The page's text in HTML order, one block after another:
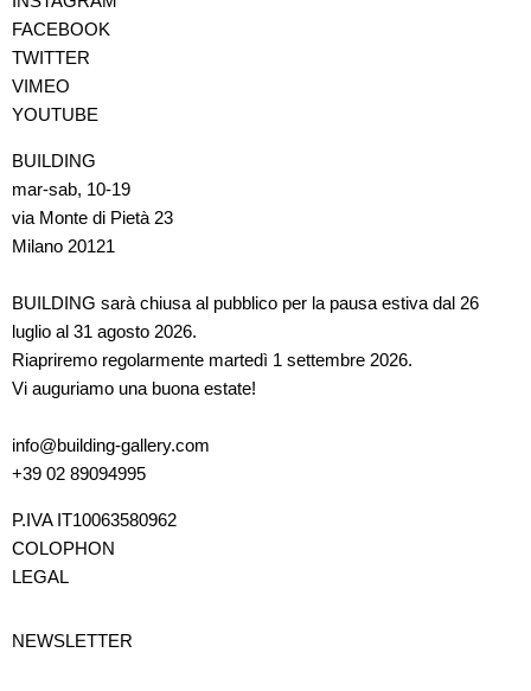
FACEBOOK
TWITTER
VIMEO
YOUTUBE
BUILDING
mar-sab, 10-19
via Monte di Pietà 23
Milano 20121
BUILDING sarà chiusa al pubblico per la pausa estiva dal 26
luglio al 31 agosto 2026.
Riapriremo regolarmente martedì 1 settembre 2026.
Vi auguriamo una buona estate!
info@building-gallery.com
+39 02 89094995
P.IVA IT10063580962
COLOPHON
LEGAL
NEWSLETTER